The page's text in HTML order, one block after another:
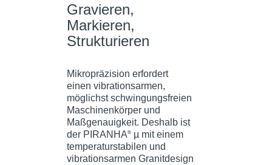
Gravieren,
Markieren,
Strukturieren
Mikropräzision erfordert
einen vibrationsarmen,
möglichst schwingungsfreien
Maschinenkörper und
Maßgenauigkeit. Deshalb ist
der PIRANHA®µ mit einem
temperaturstabilen und
vibrationsarmen Granitdesign